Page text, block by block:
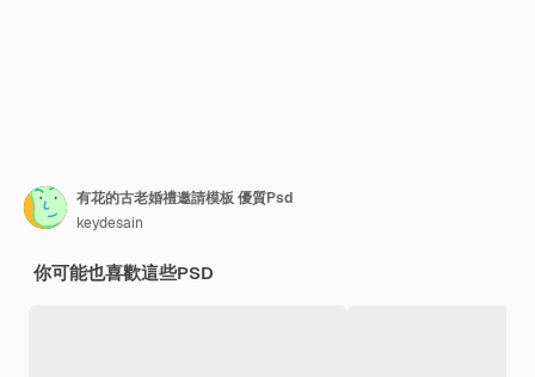
有花的古老婚禮邀請模板 優質Psd
keydesain
你可能也喜歡這些PSD